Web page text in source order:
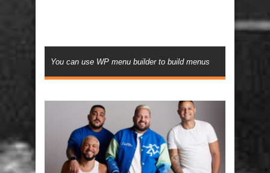
You can use WP menu builder to build menus